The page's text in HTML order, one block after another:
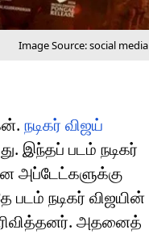
Image Source: social media
நடிகர் விஜய்
இந்தப் படம் நடிகர்
அப்டேட்களுக்கு
நடிகர் விஜயின்
அதனைத்